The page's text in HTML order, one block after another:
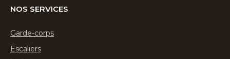
Nos services
Garde-corps
Escaliers